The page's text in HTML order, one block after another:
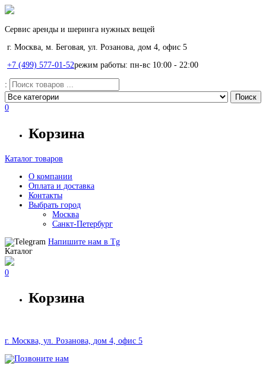
Сервис аренды и шеринга нужных вещей
г. Москва, м. Беговая, ул. Розанова, дом 4, офис 5
+7 (499) 577-01-52режим работы: пн-вс 10:00 - 22:00
:
0
Корзина
Каталог товаров
О компании
Оплата и доставка
Контакты
Выбрать город
Москва
Санкт-Петербург
Напишите нам в Tg
Каталог
0
Корзина
г. Москва, ул. Розанова, дом 4, офис 5